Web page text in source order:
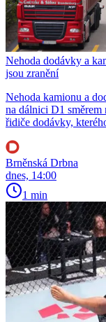
Nehoda dodávky a
jsou zranění
Nehoda kamionu a
na dálnici D1 směrem
řidiče dodávky,
Brněnská Drbna
dnes, 14:00
1 min